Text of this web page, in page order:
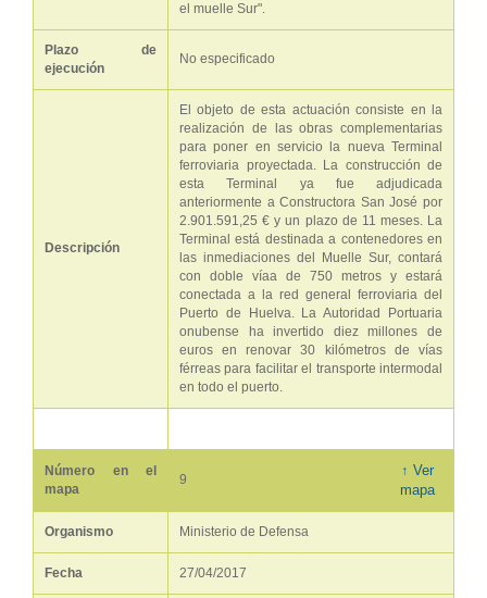
el muelle Sur".
Plazo de
ejecución
No especificado
Descripción
El objeto de esta actuación consiste en la
realización de las obras complementarias
para poner en servicio la nueva Terminal
ferroviaria proyectada. La construcción de
esta Terminal ya fue adjudicada
anteriormente a Constructora San José por
2.901.591,25 € y un plazo de 11 meses. La
Terminal está destinada a contenedores en
las inmediaciones del Muelle Sur, contará
con doble víaa de 750 metros y estará
conectada a la red general ferroviaria del
Puerto de Huelva. La Autoridad Portuaria
onubense ha invertido diez millones de
euros en renovar 30 kilómetros de vías
férreas para facilitar el transporte intermodal
en todo el puerto.
Número en el
mapa
9
↑ Ver
mapa
Organismo Ministerio de Defensa
Fecha 27/04/2017